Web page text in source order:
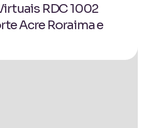
RDC 1002
Acre Roraima e